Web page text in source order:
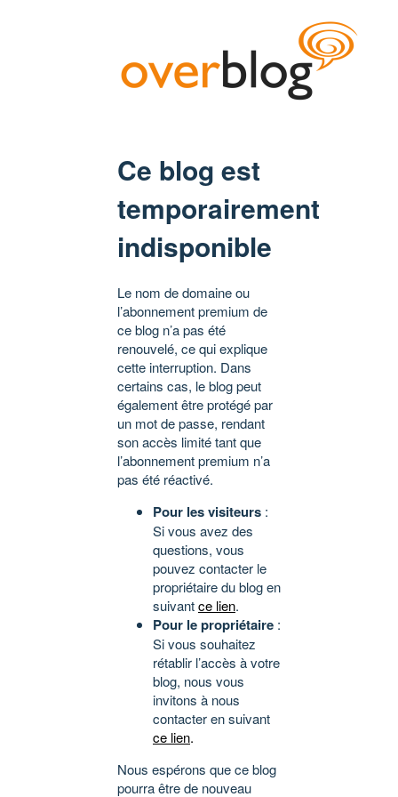
Ce blog est
temporairement
indisponible
Le nom de domaine ou
l’abonnement premium de
ce blog n’a pas été
renouvelé, ce qui explique
cette interruption. Dans
certains cas, le blog peut
également être protégé par
un mot de passe, rendant
son accès limité tant que
l’abonnement premium n’a
pas été réactivé.
Pour les visiteurs :
Si vous avez des
questions, vous
pouvez contacter le
propriétaire du blog en
suivantce lien.
Pour le propriétaire :
Si vous souhaitez
rétablir l’accès à votre
blog, nous vous
invitons à nous
contacter en suivant
ce lien.
Nous espérons que ce blog
pourra être de nouveau